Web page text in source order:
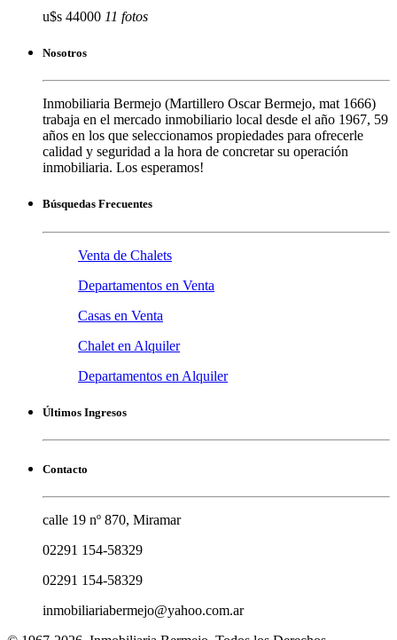
u$s 44000 11 fotos
Nosotros
Inmobiliaria Bermejo (Martillero Oscar Bermejo, mat 1666)
trabaja en el mercado inmobiliario local desde el año 1967, 59
años en los que seleccionamos propiedades para ofrecerle
calidad y seguridad a la hora de concretar su operación
inmobiliaria. Los esperamos!
Búsquedas Frecuentes
Venta de Chalets
Departamentos en Venta
Casas en Venta
Chalet en Alquiler
Departamentos en Alquiler
Últimos Ingresos
Contacto
calle 19 nº 870, Miramar
02291 154-58329
02291 154-58329
inmobiliariabermejo@yahoo.com.ar